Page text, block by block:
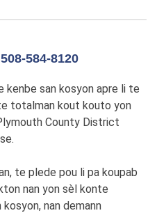
584-8120
kenbe san kosyon apre li te
totalman kout kouto yon
County District
te plede pou li pa koupab
nan yon sèl konte
nan demann